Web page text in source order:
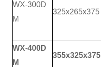
WX-300D
M
325x265x375
WX-400D
M
355x325x375